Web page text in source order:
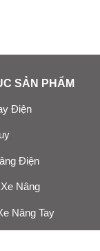
SẢN PHẨM
Điện
Điện
Nâng
Nâng Tay